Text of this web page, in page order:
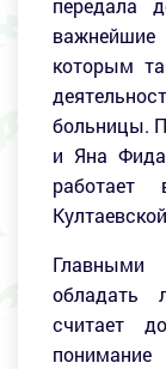
которым
больницы.
и Яна
работает
Главными
обладать
считает
понимание